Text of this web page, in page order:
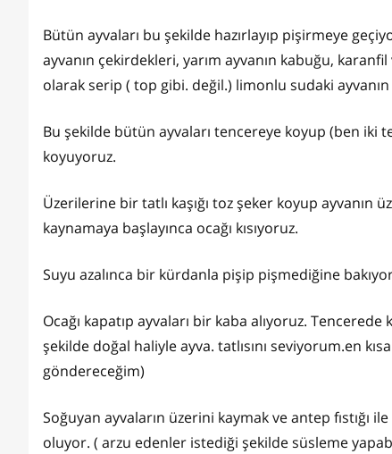
Bütün ayvaları bu şekilde hazırlayıp pişirmeye
ayvanın çekirdekleri, yarım ayvanın kabuğu,
olarak serip ( top gibi. değil.) limonlu sudaki
Bu şekilde bütün ayvaları tencereye koyup (ben iki
koyuyoruz.
Üzerilerine bir tatlı kaşığı toz şeker koyup ayvanın
kaynamaya başlayınca ocağı kısıyoruz.
Suyu azalınca bir kürdanla pişip pişmediğine
Ocağı kapatıp ayvaları bir kaba alıyoruz.
şekilde doğal haliyle ayva. tatlısını seviyorum.en
göndereceğim)
Soğuyan ayvaların üzerini kaymak ve antep fıstığı
oluyor. ( arzu edenler istediği şekilde süsleme